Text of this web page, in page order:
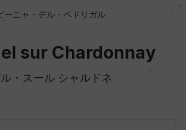
ーニャ・デル・ペドリガル
sur Chardonnay
・スール シャルドネ